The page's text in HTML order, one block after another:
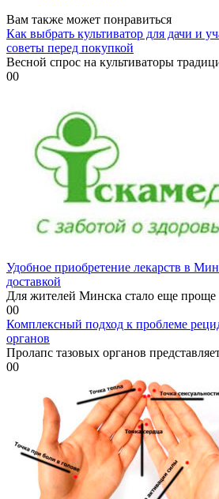
Вам также может понравиться
Как выбрать культиватор для дачи и
советы перед покупкой
Весной спрос на культиваторы
00
Удобное приобретение лекарств в
доставкой
Для жителей Минска стало еще проще
00
Комплексный подход к проблеме
органов
Пролапс тазовых органов
00